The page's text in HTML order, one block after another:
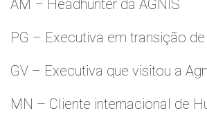
AM – Headhunter da AGNIS
PG – Executiva em transição
GV – Executiva que visitou a
MN – Cliente internacional de